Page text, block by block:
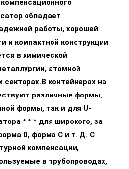
обладает
работы, хорошей
и компактной конструкции
в химической
атомной
секторах.В контейнерах на
различные формы,
формы, так и для U-
* * * для широкого, за
Ω, форма C и т. Д. С
компенсации,
в трубопроводах,